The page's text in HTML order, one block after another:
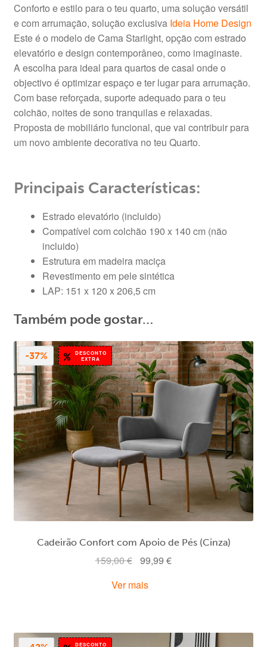
Conforto e estilo para o teu quarto, uma solução versátil
e com arrumação, solução exclusiva Ideia Home Design
Este é o modelo de Cama Starlight, opção com estrado
elevatório e design contemporâneo, como imaginaste.
A escolha para ideal para quartos de casal onde o
objectivo é optimizar espaço e ter lugar para arrumação.
Com base reforçada, suporte adequado para o teu
colchão, noites de sono tranquilas e relaxadas.
Proposta de mobiliário funcional, que vai contribuir para
um novo ambiente decorativa no teu Quarto.
Principais Características:
Estrado elevatório (incluido)
Compatível com colchão 190 x 140 cm (não
incluido)
Estrutura em madeira maciça
Revestimento em pele sintética
LAP: 151 x 120 x 206,5 cm
Também pode gostar…
DESCONTO
EXTRA
Cadeirão Confort com Apoio de Pés (Cinza)
-37%
159,00€ O
original
99,99€O
Ver mais
DESCONTO